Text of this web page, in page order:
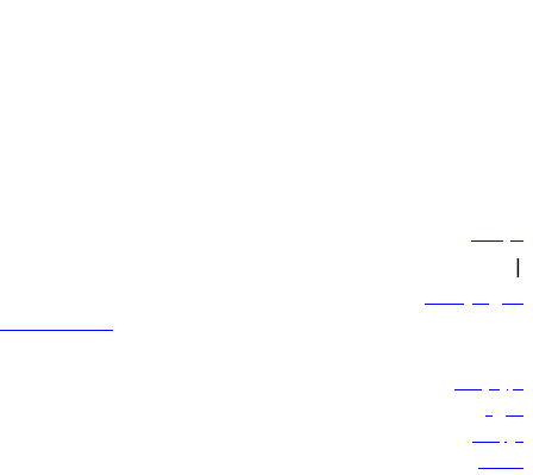
سياساتنا
|
الشروط والأحكام
600 544 445
حجز الرحلات
العروض
الوجهات
الأمتعة